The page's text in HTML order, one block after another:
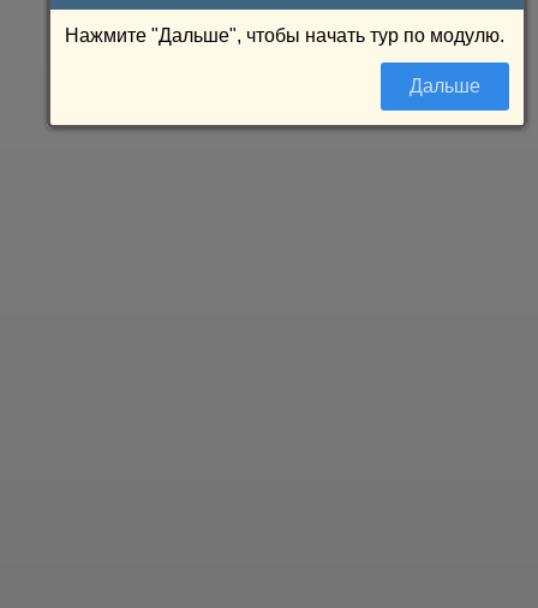
Нажмите "Дальше", чтобы начать тур по модулю.
Дальше